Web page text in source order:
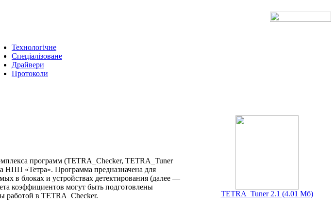
Технологічне
Спеціалізоване
Драйвери
Протоколи
программ (TETRA_Checker, TETRA_Tuner
НПП «Тетра». Программа предназначена для
в блоках и устройствах детектирования (далее —
коэффициентов могут быть подготовлены
работой в TETRA_Checker.
TETRA_Tuner 2.1 (4.01 Мб)